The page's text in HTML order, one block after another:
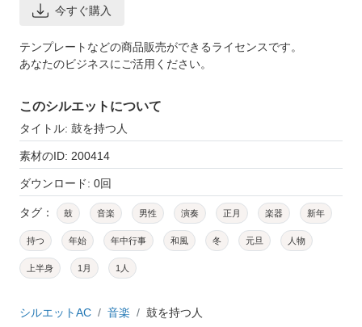
今すぐ購入
テンプレートなどの商品販売ができるライセンスです。
あなたのビジネスにご活用ください。
このシルエットについて
タイトル: 鼓を持つ人
素材のID: 200414
ダウンロード: 0回
タグ： 鼓 音楽 男性 演奏 正月 楽器 新年
持つ 年始 年中行事 和風 冬 元旦 人物
上半身 1月 1人
シルエットAC 音楽 鼓を持つ人